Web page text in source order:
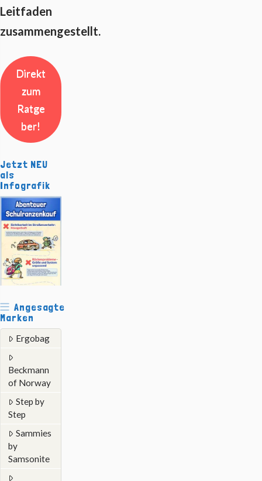
Leitfaden
zusammengestellt.
Direkt
zum
Ratge
ber!
Jetzt NEU
als
Infografik
Angesagte
Marken
Ergobag
Beckmann
of Norway
Step by
Step
Sammies
by
Samsonite